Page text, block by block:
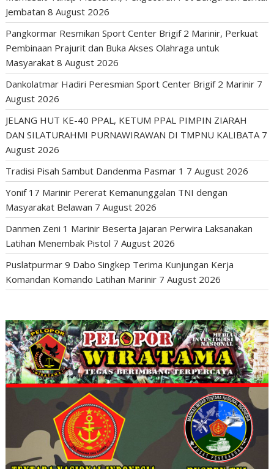
Jembatan 8 August 2026
Pangkormar Resmikan Sport Center Brigif 2 Marinir, Perkuat
Pembinaan Prajurit dan Buka Akses Olahraga untuk
Masyarakat 8 August 2026
Dankolatmar Hadiri Peresmian Sport Center Brigif 2 Marinir 7
August 2026
JELANG HUT KE-40 PPAL, KETUM PPAL PIMPIN ZIARAH
DAN SILATURAHMI PURNAWIRAWAN DI TMPNU KALIBATA 7
August 2026
Tradisi Pisah Sambut Dandenma Pasmar 1 7 August 2026
Yonif 17 Marinir Pererat Kemanunggalan TNI dengan
Masyarakat Belawan 7 August 2026
Danmen Zeni 1 Marinir Beserta Jajaran Perwira Laksanakan
Latihan Menembak Pistol 7 August 2026
Puslatpurmar 9 Dabo Singkep Terima Kunjungan Kerja
Komandan Komando Latihan Marinir 7 August 2026